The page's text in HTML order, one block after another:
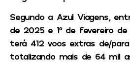
Segundo a Azul Viagens,
de 2025 e 1º de fevereiro
terá 412 voos extras de/
totalizando mais de 64 mil